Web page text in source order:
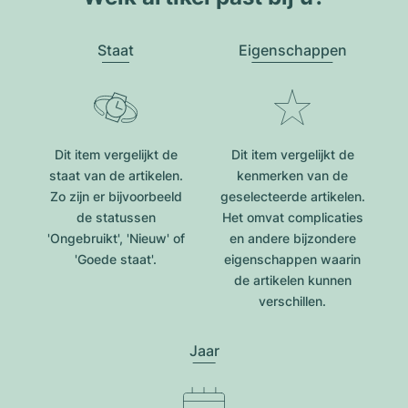
Staat
Dit item vergelijkt de
staat van de artikelen.
Zo zijn er bijvoorbeeld
de statussen
'Ongebruikt', 'Nieuw' of
'Goede staat'.
Eigenschappen
Dit item vergelijkt de
kenmerken van de
geselecteerde artikelen.
Het omvat complicaties
en andere bijzondere
eigenschappen waarin
de artikelen kunnen
verschillen.
Jaar